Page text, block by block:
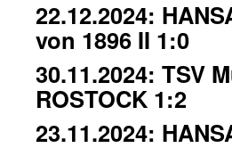
22.12.2024:
von 1896 II 1:0
30.11.2024: TSV
ROSTOCK 1:2
23.11.2024: